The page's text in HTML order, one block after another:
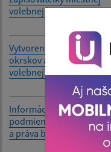
volebnej komisie
Vytvorenie volebných
okrskov a určenie
volebnej miestnosti
Informácia o
podmienkach práva voliť
a práva byť volený